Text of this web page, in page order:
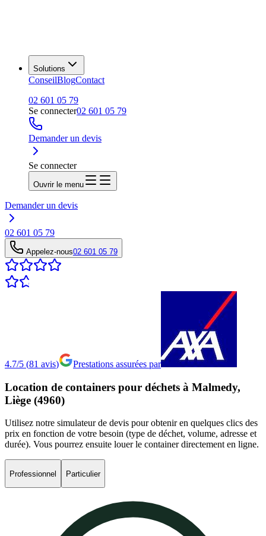
Solutions
ConseilBlogContact
02 601 05 79
Se connecter02 601 05 79
Demander un devis
Se connecter
Ouvrir le menu
Demander un devis
02 601 05 79
Appelez-nous02 601 05 79
4.7/5 (81 avis) Prestations assurées par
Location de containers pour déchets à Malmedy,
Liège (4960)
Utilisez notre simulateur de devis pour obtenir en quelques clics des
prix en fonction de votre besoin (type de déchet, volume, adresse et
durée). Vous pourrez ensuite louer le container directement en ligne.
Professionnel Particulier